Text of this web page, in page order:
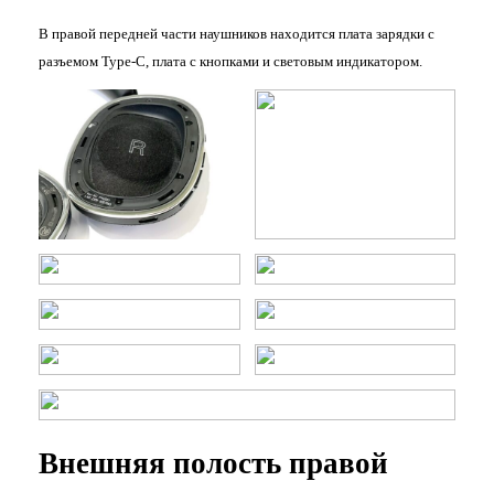
В правой передней части наушников находится плата зарядки с
разъемом Type-C, плата с кнопками и световым индикатором.
Внешняя полость правой